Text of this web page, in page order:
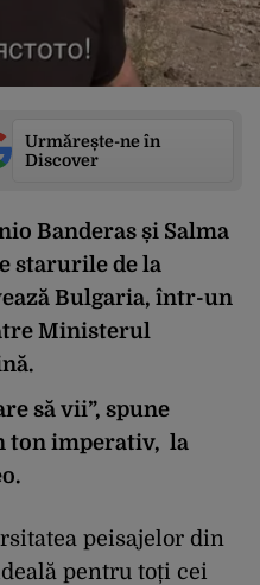
Urmărește-ne în
Discover
Banderas și Salma
starurile de la
Bulgaria, într-un
Ministerul
să vii”, spune
ton imperativ, la
peisajelor din
pentru toți cei